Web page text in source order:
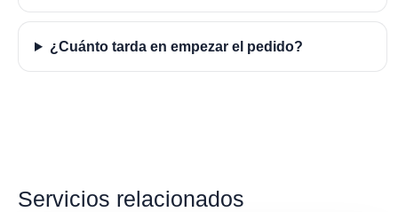
¿Cuánto tarda en empezar el pedido?
Servicios relacionados